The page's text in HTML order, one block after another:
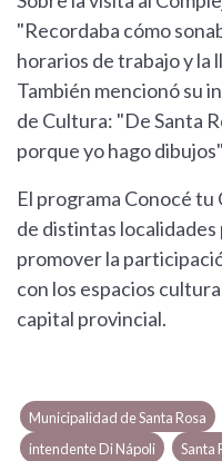
"Recordaba cómo
horarios de trabajo y la
También mencionó su
de Cultura: "De Santa
porque yo hago
El programa Conocé
de distintas
promover la
con los espacios
capital provincial.
Municipalidad de Santa Rosa
intendente Di Nápoli
Santa